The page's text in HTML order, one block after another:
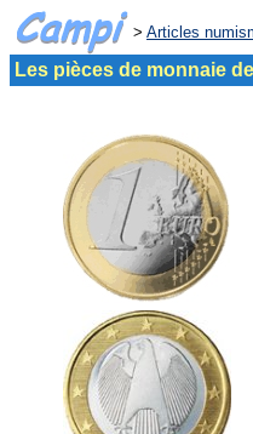
> Articles
Les pièces de monnaie